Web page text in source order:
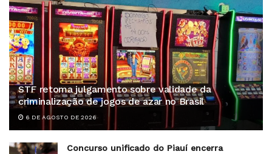
STF retoma julgamento sobre validade da
criminalização de jogos de azar no Brasil
6 DE AGOSTO DE 2026
Concurso unificado do Piauí encerra